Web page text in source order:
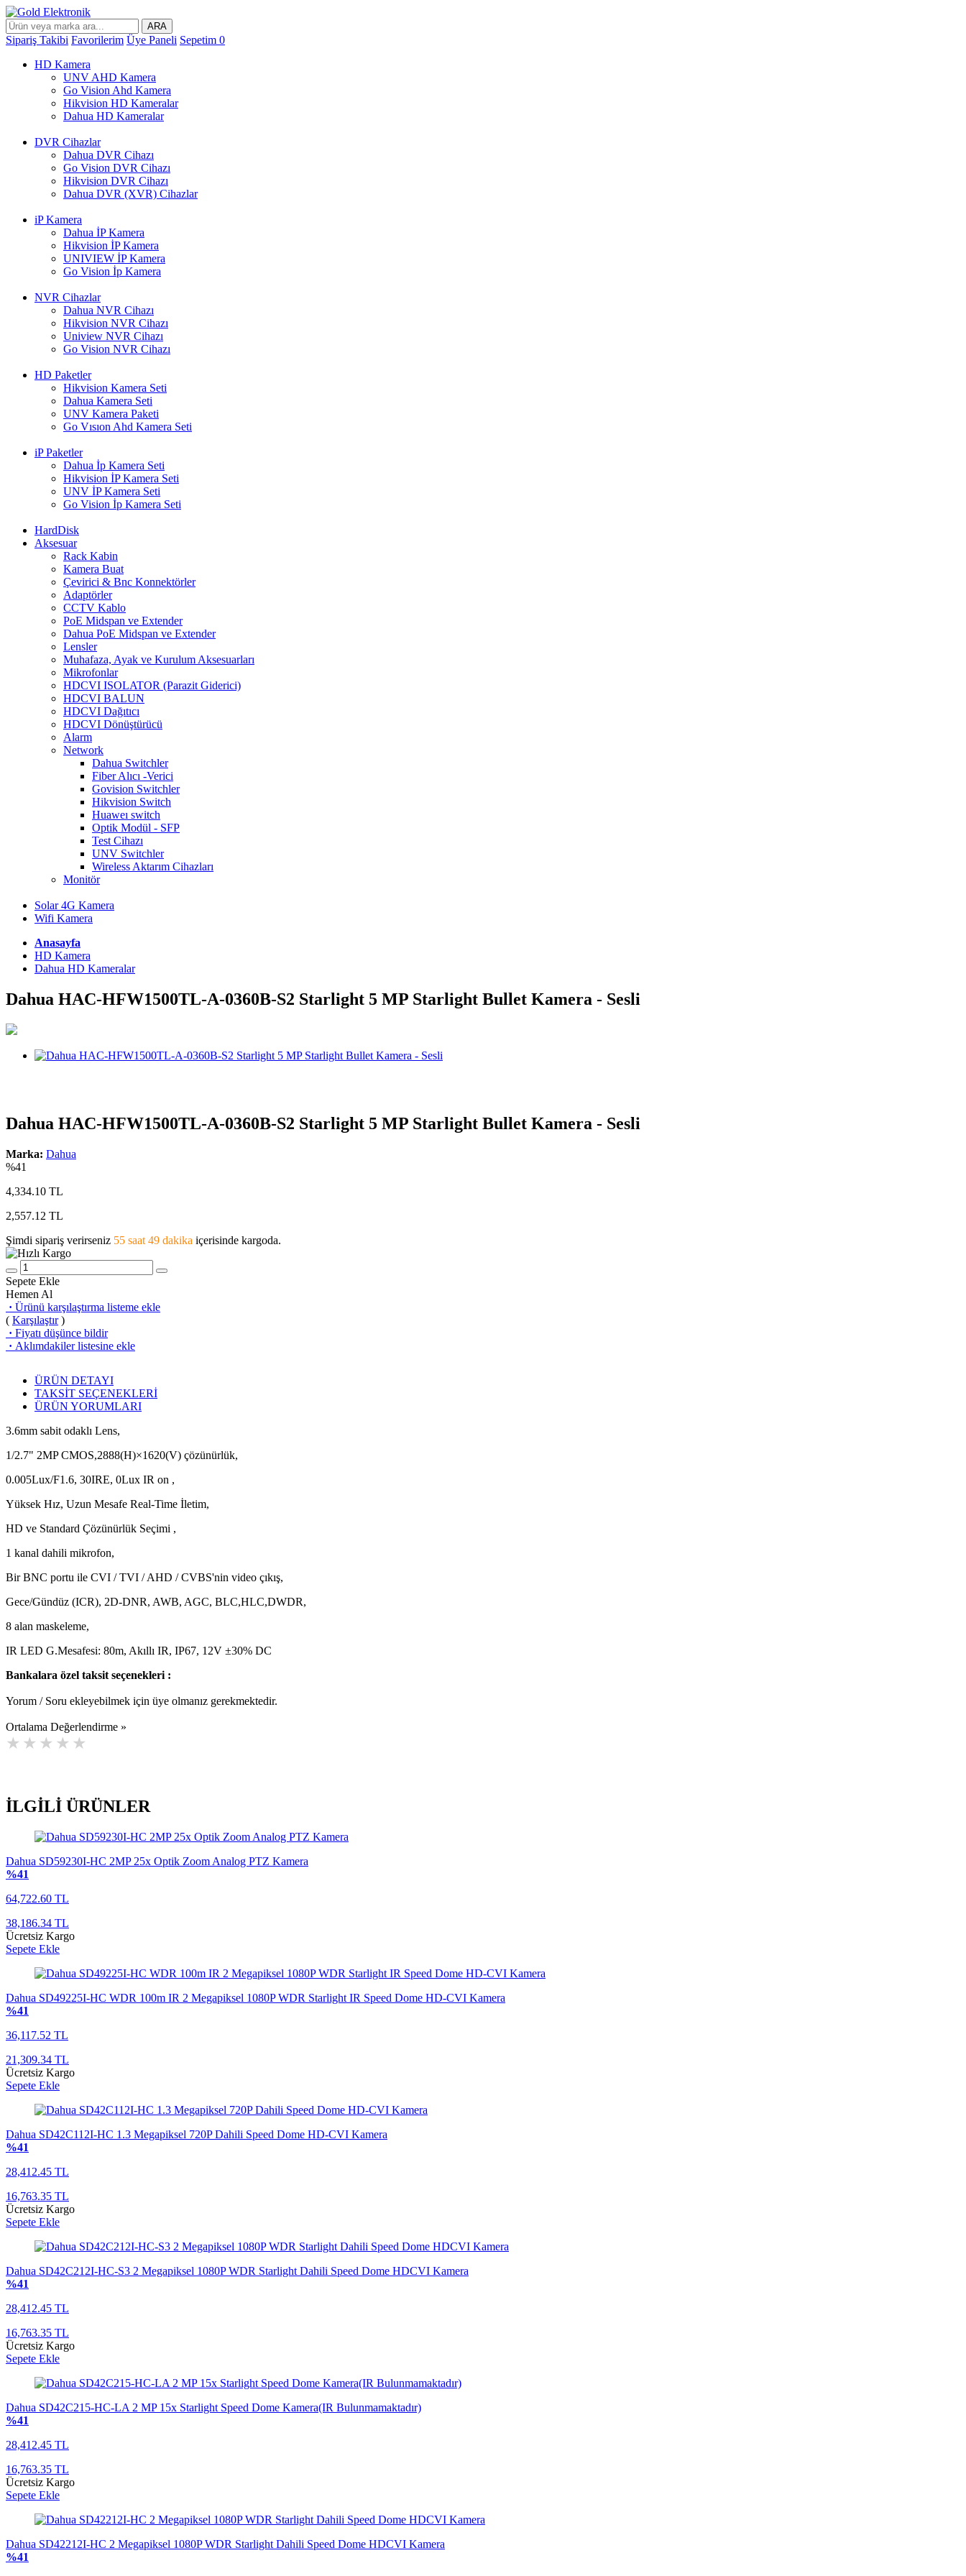
ARA
Sipariş Takibi Favorilerim Üye Paneli Sepetim 0
HD Kamera
UNV AHD Kamera
Go Vision Ahd Kamera
Hikvision HD Kameralar
Dahua HD Kameralar
DVR Cihazlar
Dahua DVR Cihazı
Go Vision DVR Cihazı
Hikvision DVR Cihazı
Dahua DVR (XVR) Cihazlar
iP Kamera
Dahua İP Kamera
Hikvision İP Kamera
UNIVIEW İP Kamera
Go Vision İp Kamera
NVR Cihazlar
Dahua NVR Cihazı
Hikvision NVR Cihazı
Uniview NVR Cihazı
Go Vision NVR Cihazı
HD Paketler
Hikvision Kamera Seti
Dahua Kamera Seti
UNV Kamera Paketi
Go Vısıon Ahd Kamera Seti
iP Paketler
Dahua İp Kamera Seti
Hikvision İP Kamera Seti
UNV İP Kamera Seti
Go Vision İp Kamera Seti
HardDisk
Aksesuar
Rack Kabin
Kamera Buat
Çevirici & Bnc Konnektörler
Adaptörler
CCTV Kablo
PoE Midspan ve Extender
Dahua PoE Midspan ve Extender
Lensler
Muhafaza, Ayak ve Kurulum Aksesuarları
Mikrofonlar
HDCVI ISOLATOR (Parazit Giderici)
HDCVI BALUN
HDCVI Dağıtıcı
HDCVI Dönüştürücü
Alarm
Network
Dahua Switchler
Fiber Alıcı -Verici
Govision Switchler
Hikvision Switch
Huaweı switch
Optik Modül - SFP
Test Cihazı
UNV Switchler
Wireless Aktarım Cihazları
Monitör
Solar 4G Kamera
Wifi Kamera
Anasayfa
HD Kamera
Dahua HD Kameralar
Dahua HAC-HFW1500TL-A-0360B-S2 Starlight 5 MP Starlight Bullet Kamera - Sesli
Dahua HAC-HFW1500TL-A-0360B-S2 Starlight 5 MP Starlight Bullet Kamera - Sesli
Marka: Dahua
%41
4,334.10 TL
2,557.12 TL
Şimdi sipariş verirseniz 55 saat 49 dakika içerisinde kargoda.
Sepete Ekle
Hemen Al
· Ürünü karşılaştırma listeme ekle
( Karşılaştır)
· Fiyatı düşünce bildir
· Aklımdakiler listesine ekle
ÜRÜN DETAYI
TAKSİT SEÇENEKLERİ
ÜRÜN YORUMLARI
3.6mm sabit odaklı Lens,
1/2.7" 2MP CMOS,2888(H)×1620(V) çözünürlük,
0.005Lux/F1.6, 30IRE, 0Lux IR on ,
Yüksek Hız, Uzun Mesafe Real-Time İletim,
HD ve Standard Çözünürlük Seçimi ,
1 kanal dahili mikrofon,
Bir BNC portu ile CVI / TVI / AHD / CVBS'nin video çıkış,
Gece/Gündüz (ICR), 2D-DNR, AWB, AGC, BLC,HLC,DWDR,
8 alan maskeleme,
IR LED G.Mesafesi: 80m, Akıllı IR, IP67, 12V ±30% DC
Bankalara özel taksit seçenekleri :
Yorum / Soru ekleyebilmek için üye olmanız gerekmektedir.
Ortalama Değerlendirme »
İLGİLİ ÜRÜNLER
Dahua SD59230I-HC 2MP 25x Optik Zoom Analog PTZ Kamera
%41
64,722.60 TL
38,186.34 TL
Ücretsiz Kargo
Sepete Ekle
Dahua SD49225I-HC WDR 100m IR 2 Megapiksel 1080P WDR Starlight IR Speed Dome HD-CVI Kamera
%41
36,117.52 TL
21,309.34 TL
Ücretsiz Kargo
Sepete Ekle
Dahua SD42C112I-HC 1.3 Megapiksel 720P Dahili Speed Dome HD-CVI Kamera
%41
28,412.45 TL
16,763.35 TL
Ücretsiz Kargo
Sepete Ekle
Dahua SD42C212I-HC-S3 2 Megapiksel 1080P WDR Starlight Dahili Speed Dome HDCVI Kamera
%41
28,412.45 TL
16,763.35 TL
Ücretsiz Kargo
Sepete Ekle
Dahua SD42C215-HC-LA 2 MP 15x Starlight Speed Dome Kamera(IR Bulunmamaktadır)
%41
28,412.45 TL
16,763.35 TL
Ücretsiz Kargo
Sepete Ekle
Dahua SD42212I-HC 2 Megapiksel 1080P WDR Starlight Dahili Speed Dome HDCVI Kamera
%41